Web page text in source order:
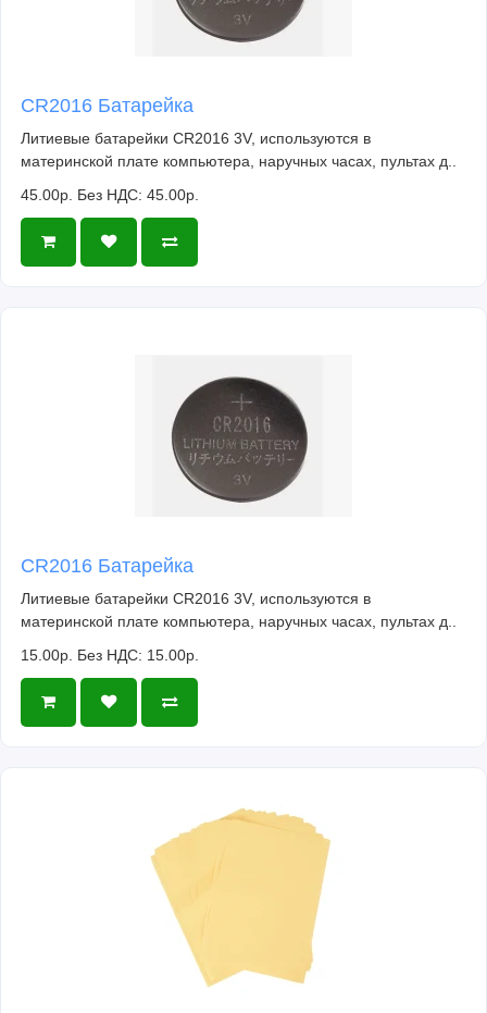
CR2016 Батарейка
Литиевые батарейки CR2016 3V, используются в
материнской плате компьютера, наручных часах, пультах д..
45.00р. Без НДС: 45.00р.
CR2016 Батарейка
Литиевые батарейки CR2016 3V, используются в
материнской плате компьютера, наручных часах, пультах д..
15.00р. Без НДС: 15.00р.